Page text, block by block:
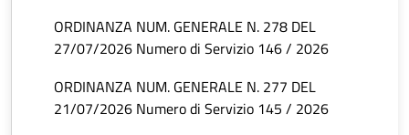
ORDINANZA NUM. GENERALE N. 278 DEL
27/07/2026 Numero di Servizio 146 / 2026
ORDINANZA NUM. GENERALE N. 277 DEL
21/07/2026 Numero di Servizio 145 / 2026